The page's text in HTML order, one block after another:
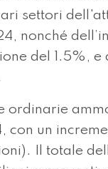
settori
nonché
del 1.5%, e
ordinarie
un
Il totale